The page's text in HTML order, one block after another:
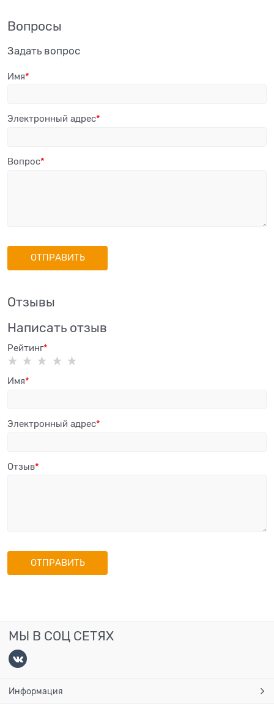
Вопросы
Задать вопрос
Имя
Электронный адрес
Вопрос
Отзывы
Написать отзыв
Рейтинг
Имя
Электронный адрес
Отзыв
МЫ В СОЦ СЕТЯХ
Информация